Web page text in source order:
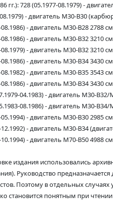
гг.): 728 (05.1977-08.1979) -
- двигатель M30-B30
- двигатель M30-B28 2788
- двигатель M30-B32 3210
- двигатель M30-B32 3210
- двигатель M30-B34 3430
- двигатель M30-B35 3543
- двигатель M30-B34 3430
04.1983) - двигатель M30-B32/
08.1986) - двигатель M30-B34/
- двигатель M30-B30 2985
12.1992) - двигатель M30-B34
- двигатель M70-B50 4988
издания использовались
Руководство
Поэтому в отдельных случаях
становится понятным при